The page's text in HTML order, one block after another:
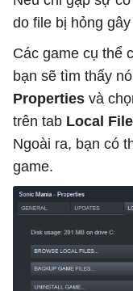
do file bị hỏng
Các game cụ thể
bạn sẽ tìm thấy
Properties và
trên tab Local
Ngoài ra, bạn có
game.